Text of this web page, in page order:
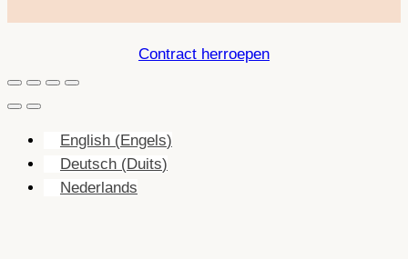
Contract herroepen
English (Engels)
Deutsch (Duits)
Nederlands